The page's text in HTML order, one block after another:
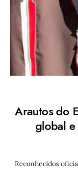
Arautos do
global e
Reconhecidos